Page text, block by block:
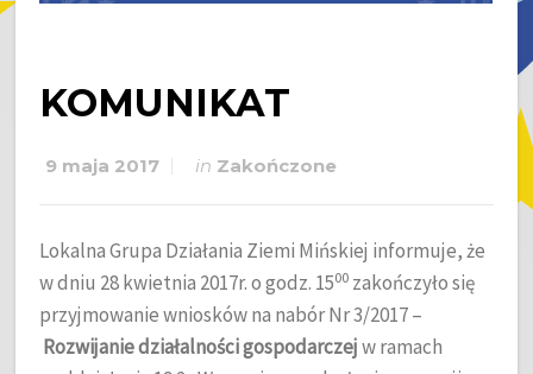
KOMUNIKAT
9 maja 2017 in Zakończone
Lokalna Grupa Działania Ziemi Mińskiej informuje, że
w dniu 28 kwietnia 2017r. o godz. 1500 zakończyło się
przyjmowanie wniosków na nabór Nr 3/2017 –
Rozwijanie działalności gospodarczejw ramach